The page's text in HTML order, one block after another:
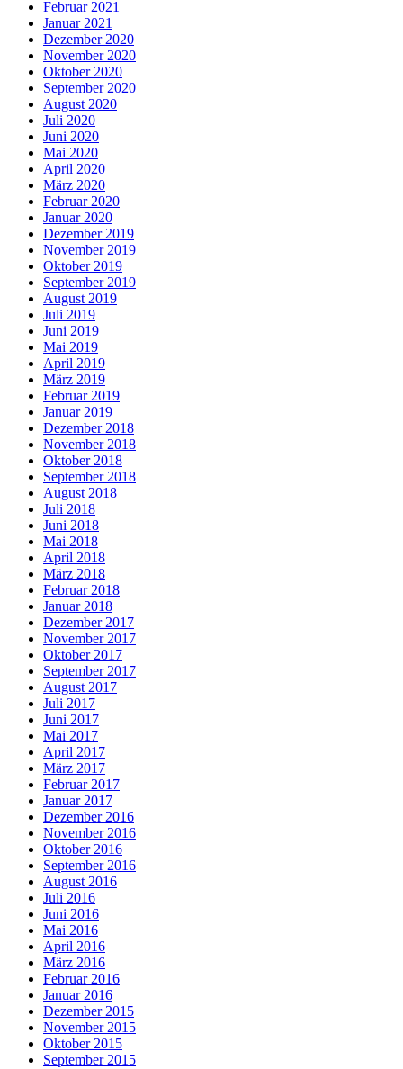
Februar 2021
Januar 2021
Dezember 2020
November 2020
Oktober 2020
September 2020
August 2020
Juli 2020
Juni 2020
Mai 2020
April 2020
März 2020
Februar 2020
Januar 2020
Dezember 2019
November 2019
Oktober 2019
September 2019
August 2019
Juli 2019
Juni 2019
Mai 2019
April 2019
März 2019
Februar 2019
Januar 2019
Dezember 2018
November 2018
Oktober 2018
September 2018
August 2018
Juli 2018
Juni 2018
Mai 2018
April 2018
März 2018
Februar 2018
Januar 2018
Dezember 2017
November 2017
Oktober 2017
September 2017
August 2017
Juli 2017
Juni 2017
Mai 2017
April 2017
März 2017
Februar 2017
Januar 2017
Dezember 2016
November 2016
Oktober 2016
September 2016
August 2016
Juli 2016
Juni 2016
Mai 2016
April 2016
März 2016
Februar 2016
Januar 2016
Dezember 2015
November 2015
Oktober 2015
September 2015